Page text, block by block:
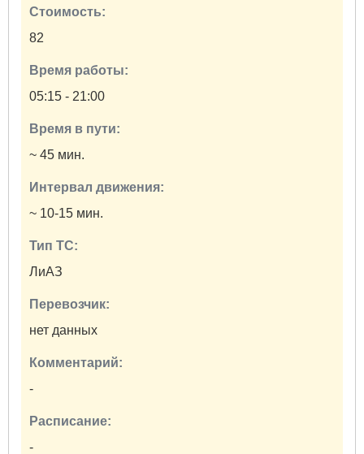
Стоимость:
82
Время работы:
05:15 - 21:00
Время в пути:
~ 45 мин.
Интервал движения:
~ 10-15 мин.
Тип ТС:
ЛиАЗ
Перевозчик:
нет данных
Комментарий:
-
Расписание:
-